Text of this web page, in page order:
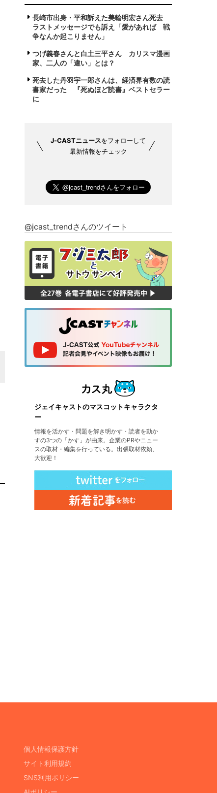
長崎市出身・平和訴えた美輪明宏さん死去
ラストメッセージでも訴え「愛があれば 戦
争なんか起こりません」
つげ義春さんと白土三平さん カリスマ漫画
家、二人の「違い」とは？
死去した丹羽宇一郎さんは、経済界有数の読
書家だった 『死ぬほど読書』ベストセラー
に
J-CASTニュースをフォローして
最新情報をチェック
@jcast_trendさんのツイート
ジェイキャストのマスコットキャラクタ
ー
情報を活かす・問題を解き明かす・読者を動か
すの3つの「かす」が由来。企業のPRやニュー
スの取材・編集を行っている。出張取材依頼、
大歓迎！
個人情報保護方針
サイト利用規約
SNS利用ポリシー